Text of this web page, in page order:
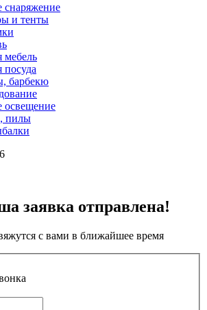
снаряжение
и тенты
мебель
посуда
барбекю
освещение
пилы
заявка отправлена!
с вами в ближайшее время